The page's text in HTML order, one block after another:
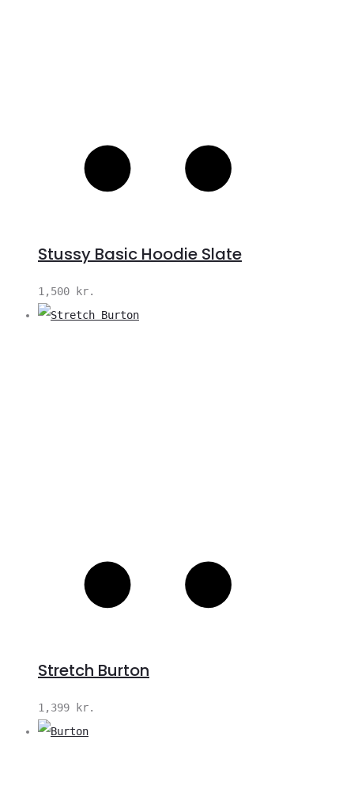
Stussy Basic Hoodie Slate
1,500 kr.
Stretch Burton
1,399 kr.